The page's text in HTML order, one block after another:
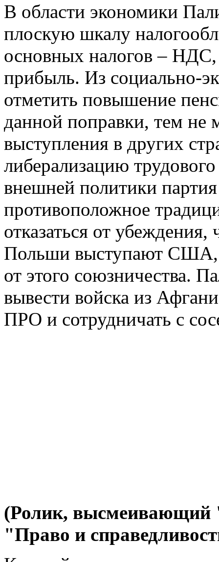
В области экономики
плоскую шкалу
основных налогов – НДС,
прибыль. Из социально-
отметить повышение
данной поправки, тем не
выступления в других
либерализацию
внешней политики
противоположное
отказаться от
Польши выступают США,
от этого союзничества.
вывести войска из
ПРО и сотрудничать с
(Ролик, высмеивающий
"Право и